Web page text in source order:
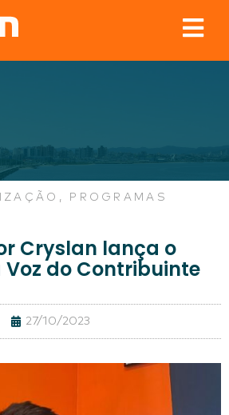
, PROGRAMAS
Cryslan lança o
do Contribuinte
27/10/2023